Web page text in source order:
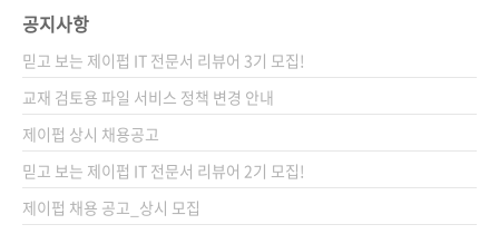
공지사항
믿고 보는 제이펍 IT 전문서 리뷰어 3기 모집!
교재 검토용 파일 서비스 정책 변경 안내
제이펍 상시 채용공고
믿고 보는 제이펍 IT 전문서 리뷰어 2기 모집!
제이펍 채용 공고_상시 모집